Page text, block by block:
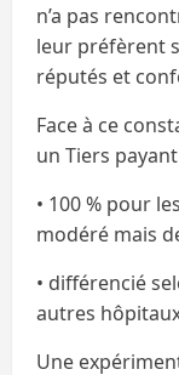
n’a pas
leur préfèrent
réputés et
Face à ce
un Tiers
• 100 % pour
modéré mais
• différencié
autres
Une